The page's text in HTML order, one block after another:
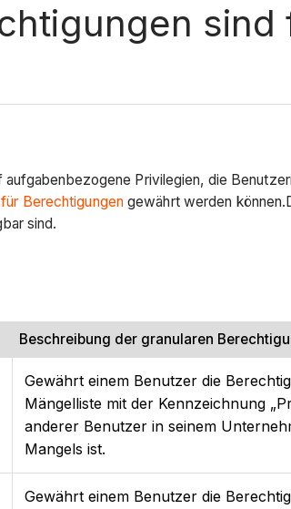
Privilegien, die
Berechtigungengewährt werden
sind.
Beschreibung der granularen
Gewährt einem Benutzer die
Mängelliste mit der Kennzeichnung
anderer Benutzer in seinem
Mangels ist.
Gewährt einem Benutzer die